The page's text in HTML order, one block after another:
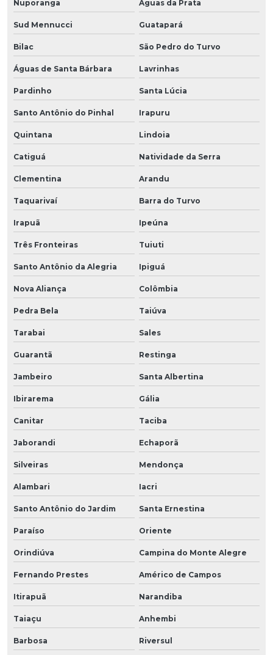
Nuporanga Águas da Prata
Sud Mennucci Guatapará
Bilac São Pedro do Turvo
Águas de Santa Bárbara Lavrinhas
Pardinho Santa Lúcia
Santo Antônio do Pinhal Irapuru
Quintana Lindoia
Catiguá Natividade da Serra
Clementina Arandu
Taquarivaí Barra do Turvo
Irapuã Ipeúna
Três Fronteiras Tuiuti
Santo Antônio da Alegria Ipiguá
Nova Aliança Colômbia
Pedra Bela Taiúva
Tarabai Sales
Guarantã Restinga
Jambeiro Santa Albertina
Ibirarema Gália
Canitar Taciba
Jaborandi Echaporã
Silveiras Mendonça
Alambari Iacri
Santo Antônio do Jardim Santa Ernestina
Paraíso Oriente
Orindiúva Campina do Monte Alegre
Fernando Prestes Américo de Campos
Itirapuã Narandiba
Taiaçu Anhembi
Barbosa Riversul